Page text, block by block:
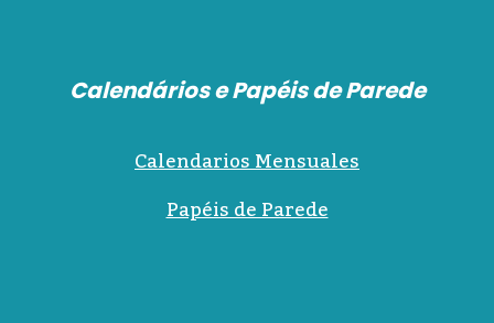
Calendários e Papéis de Parede
Calendarios Mensuales
Papéis de Parede